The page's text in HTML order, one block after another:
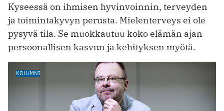
Kyseessä on ihmisen hyvinvoinnin, terveyden
ja toimintakyvyn perusta. Mielenterveys ei ole
pysyvä tila. Se muokkautuu koko elämän ajan
persoonallisen kasvun ja kehityksen myötä.
KOLUMNI